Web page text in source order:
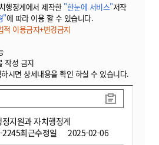
행정계에서 제작한 "한눈에 서비스"저작
"에 따라 이용 할 수 있습니다.
이용금지+변경금지
작성 금지
시면 상세내용을 확인 하실 수 있습니다.
정지원과 자치행정계
2245최근수정일 2025-02-06